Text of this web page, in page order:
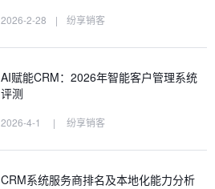
2026-2-28 | 纷享销客
AI赋能CRM：2026年智能客户管理系统
评测
2026-4-1 | 纷享销客
CRM系统服务商排名及本地化能力分析